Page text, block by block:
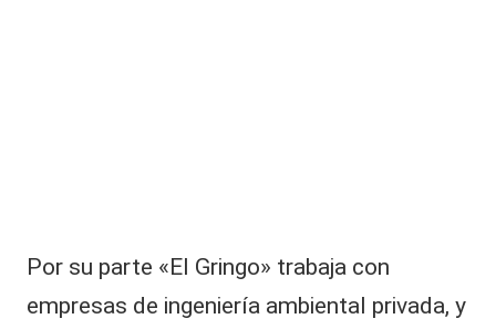
Por su parte «El Gringo» trabaja con
empresas de ingeniería ambiental privada, y